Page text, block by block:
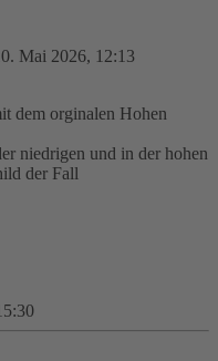
Mai 2026, 12:13
dem orginalen Hohen
niedrigen und in der hohen
der Fall